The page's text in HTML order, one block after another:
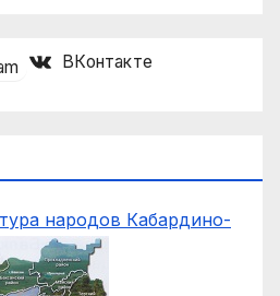
ВКонтакте
народов Кабардино-